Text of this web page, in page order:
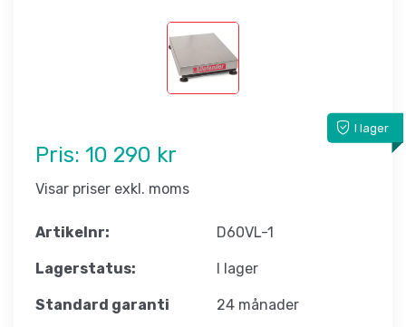
I lager
Pris: 10 290 kr
Visar priser exkl. moms
Artikelnr: D60VL-1
Lagerstatus: I lager
Standard garanti 24 månader